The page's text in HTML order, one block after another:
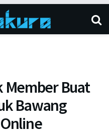
Member Buat
Bawang